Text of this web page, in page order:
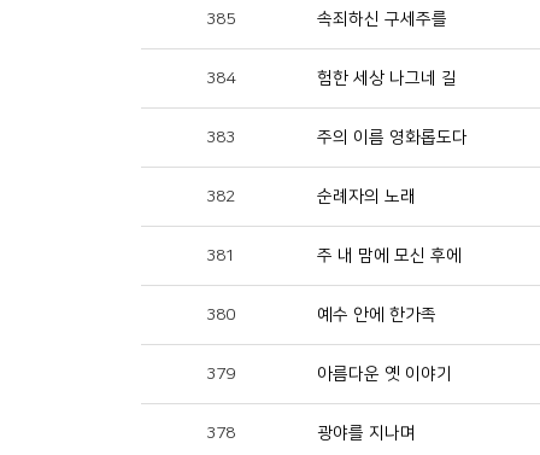
385 속죄하신 구세주를
384 험한 세상 나그네 길
383 주의 이름 영화롭도다
382 순례자의 노래
381 주 내 맘에 모신 후에
380 예수 안에 한가족
379 아름다운 옛 이야기
378 광야를 지나며